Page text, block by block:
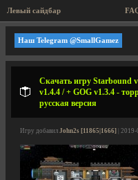
Левый сайдбар
Наш Telegram @SmallGamez
Скачать игру Starbound
v1.4.4 / + GOG v1.3.4 -
русская версия
Игру добавил John2s [11865|1666] |